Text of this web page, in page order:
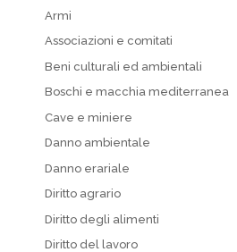
Armi
Associazioni e comitati
Beni culturali ed ambientali
Boschi e macchia mediterranea
Cave e miniere
Danno ambientale
Danno erariale
Diritto agrario
Diritto degli alimenti
Diritto del lavoro